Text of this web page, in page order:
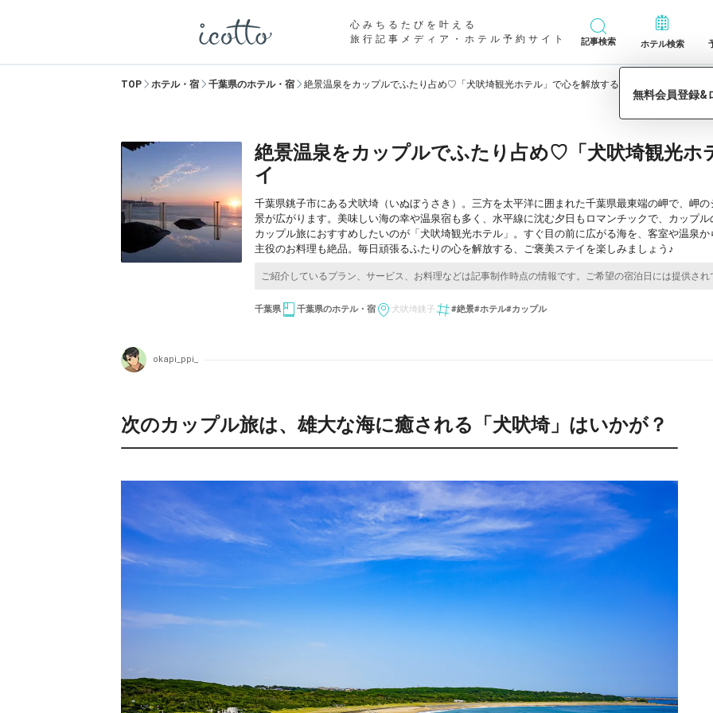
心みちるたびを叶える
旅行記事メディア・ホテル予約サイト
記事検索 ホテル検索
TOP ホテル・宿 千葉県のホテル・宿 絶景温泉をカップルでふたり占め♡「犬吠埼観光ホテル」で心を解放するステイ
絶景温泉をカップルでふたり占め♡「犬吠埼観光ホ
イ
千葉県銚子市にある犬吠埼（いぬぼうさき）。三方を太平洋に囲まれた千葉県最東端の岬で、岬
景が広がります。美味しい海の幸や温泉宿も多く、水平線に沈む夕日もロマンチックで、カップ
カップル旅におすすめしたいのが「犬吠埼観光ホテル」。すぐ目の前に広がる海を、客室や温泉
主役のお料理も絶品。毎日頑張るふたりの心を解放する、ご褒美ステイを楽しみましょう♪
千葉県 千葉県のホテル・宿 犬吠埼銚子 #絶景#ホテル#カップル
okapi_ppi_
次のカップル旅は、雄大な海に癒される「犬吠埼」はいかが？